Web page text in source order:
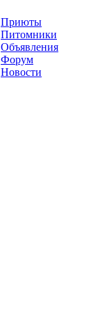
Приюты
Питомники
Объявления
Форум
Новости